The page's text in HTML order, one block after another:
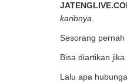
karibnya.
Sesorang pernah
Bisa diartikan
Lalu apa